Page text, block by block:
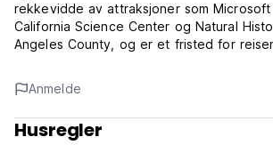
rekkevidde av attraksjoner som Microsoft
California Science Center og Natural
Angeles County, og er et fristed for
Gratis Wi-Fi holder deg tilkoblet, og det
deg lage dine favoritter. Som en ekstra
rommene med private terrasser for et
sikrer klimaanlegget din komfort og delte
Anmelde
Husregler